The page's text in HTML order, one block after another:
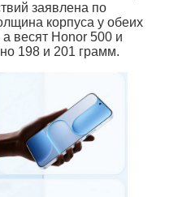
заявлена по
корпуса у обеих
весят Honor 500 и
198 и 201 грамм.